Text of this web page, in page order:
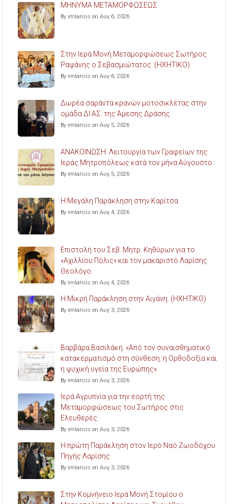
ΜΗΝΥΜΑ ΜΕΤΑΜΟΡΦΩΣΕΩΣ
By imlarisis on Αυγ 6, 2026
Στην Ιερά Μονή Μεταμορφώσεως Σωτήρος
Ραψάνης ο Σεβασμιώτατος. (ΗΧΗΤΙΚΟ)
By imlarisis on Αυγ 6, 2026
Δωρέα σαράντα κρανών μοτοσικλέτας στην
ομάδα ΔΙ.ΑΣ. της Άμεσης Δράσης.
By imlarisis on Αυγ 5, 2026
ΑΝΑΚΟΙΝΩΣΗ: Λειτουργία των Γραφείων της
Ιεράς Μητροπόλεως κατά τον μήνα Αύγουστο.
By imlarisis on Αυγ 5, 2026
Η Μεγάλη Παράκληση στην Καρίτσα.
By imlarisis on Αυγ 4, 2026
Επιστολή του Σεβ. Μητρ. Κηθύρων για το
«Αχιλλίου Πόλις» και τον μακαριστό Λαρίσης
Θεολόγο.
By imlarisis on Αυγ 4, 2026
Η Μικρή Παράκληση στην Αιγάνη. (ΗΧΗΤΙΚΟ)
By imlarisis on Αυγ 3, 2026
Βαρβάρα Βασιλάκη: «Από τον συναισθηματικό
κατακερματισμό στη σύνθεση: η Ορθοδοξία και
η ψυχική υγεία της Ευρώπης».
By imlarisis on Αυγ 3, 2026
Ιερά Αγρυπνία για την εορτή της
Μεταμορφώσεως του Σωτήρος στις
Ελευθερές.
By imlarisis on Αυγ 3, 2026
Η πρώτη Παράκληση στον Ιερό Ναό Ζωοδόχου
Πηγής Λαρίσης.
By imlarisis on Αυγ 3, 2026
Στην Κομνήνειο Ιερά Μονή Στομίου ο